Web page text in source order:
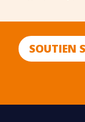
SOUTIEN